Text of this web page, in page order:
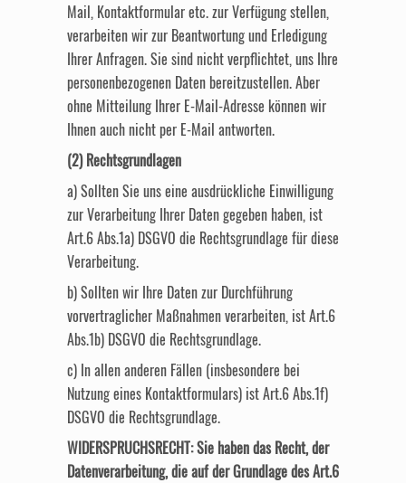
Mail, Kontaktformular etc. zur Verfügung stellen,
verarbeiten wir zur Beantwortung und Erledigung
Ihrer Anfragen. Sie sind nicht verpflichtet, uns Ihre
personenbezogenen Daten bereitzustellen. Aber
ohne Mitteilung Ihrer E-Mail-Adresse können wir
Ihnen auch nicht per E-Mail antworten.
(2) Rechtsgrundlagen
a) Sollten Sie uns eine ausdrückliche Einwilligung
zur Verarbeitung Ihrer Daten gegeben haben, ist
Art.6 Abs.1a) DSGVO die Rechtsgrundlage für diese
Verarbeitung.
b) Sollten wir Ihre Daten zur Durchführung
vorvertraglicher Maßnahmen verarbeiten, ist Art.6
Abs.1b) DSGVO die Rechtsgrundlage.
c) In allen anderen Fällen (insbesondere bei
Nutzung eines Kontaktformulars) ist Art.6 Abs.1f)
DSGVO die Rechtsgrundlage.
WIDERSPRUCHSRECHT: Sie haben das Recht, der
Datenverarbeitung, die auf der Grundlage des Art.6